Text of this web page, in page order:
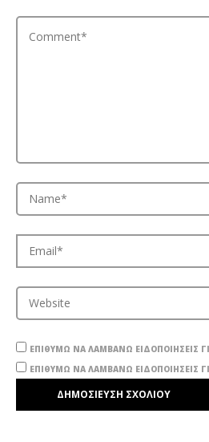
ΕΠΙΘΥΜΏ ΝΑ ΛΑΜΒΆΝΩ ΕΙΔΟΠΟΙΉΣΕΙΣ
ΕΠΙΘΥΜΏ ΝΑ ΛΑΜΒΆΝΩ ΕΙΔΟΠΟΙΉΣΕΙΣ